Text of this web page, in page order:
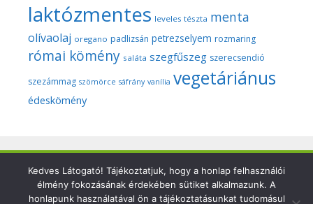
laktózmentes leveles tészta menta
olívaolaj oregano padlizsán petrezselyem rozmaring
római kömény saláta szegfűszeg szerecsendió
szezámmag szömörce sáfrány vanília vegetáriánus
édeskömény
Copyright © 2026 Szegedi Fűszeres - Minden fotó és anyag
ezen a weboldalon a szerző (Dr. Nyári Zsuzsa) kizárólagos
Kedves Látogató! Tájékoztatjuk, hogy a honlap felhasználói
élmény fokozásának érdekében sütiket alkalmazunk. A
honlapunk használatával ön a tájékoztatásunkat tudomásul